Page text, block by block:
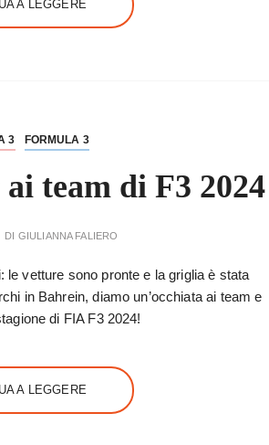
A LEGGERE
3 FORMULA 3
team di F3 2024
DI GIULIANNA FALIERO
vetture sono pronte e la griglia è stata
in Bahrein, diamo un’occhiata ai team e
di FIA F3 2024!
A LEGGERE